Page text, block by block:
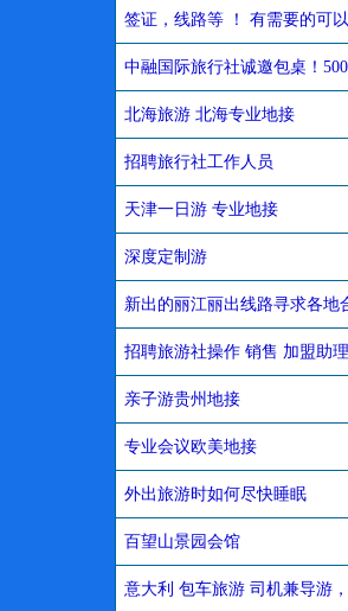
签证，线路等 ！ 有需要的可
中融国际旅行社诚邀包桌！
北海旅游 北海专业地接
招聘旅行社工作人员
天津一日游 专业地接
深度定制游
新出的丽江丽出线路寻求各地
招聘旅游社操作 销售 加盟助理
亲子游贵州地接
专业会议欧美地接
外出旅游时如何尽快睡眠
百望山景园会馆
意大利 包车旅游 司机兼导游